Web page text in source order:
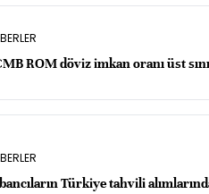
ROM döviz imkan oranı üst
Türkiye tahvili